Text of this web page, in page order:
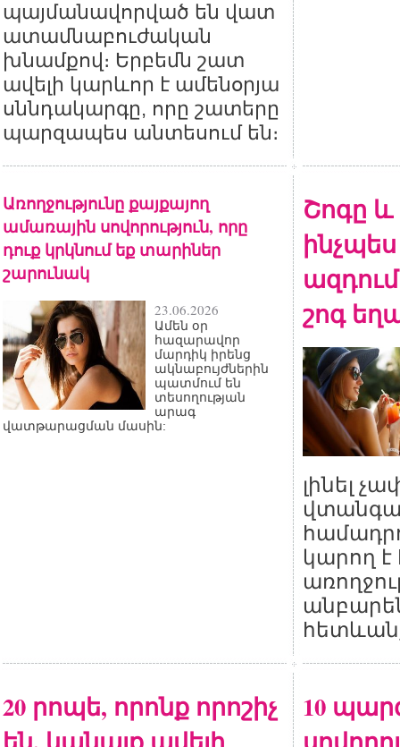
պայմանավորված են վատ
ատամնաբուժական
խնամքով։ Երբեմն շատ
ավելի կարևոր է ամենօրյա
սննդակարգը, որը շատերը
պարզապես անտեսում են։
Առողջությունը քայքայող
ամառային սովորություն, որը
դուք կրկնում եք տարիներ
շարունակ
23.06.2026
Ամեն օր
հազարավոր
մարդիկ իրենց
ակնաբույժներին
պատմում են
տեսողության
արագ
վատթարացման մասին:
Շոգը և
ինչպես
շոգ
լինել
կարող է
20 րոպե, որոնք որոշիչ
10